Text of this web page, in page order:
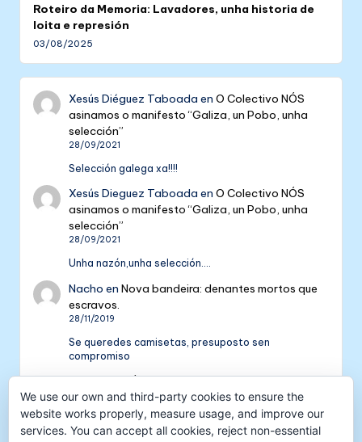
Roteiro da Memoria: Lavadores, unha historia de
loita e represión
03/08/2025
Xesús Diéguez Taboada enO Colectivo NÓS
asinamos o manifesto “Galiza, un Pobo, unha
selección”
28/09/2021
Selección galega xa!!!!
Xesús Dieguez Taboada enO Colectivo NÓS
asinamos o manifesto “Galiza, un Pobo, unha
selección”
28/09/2021
Unha nazón,unha selección....
Nacho enNova bandeira: denantes mortos que
escravos.
28/11/2019
Se queredes camisetas, presuposto sen
compromiso
Colectivo NÓS: 5 anos de galeguismo e celtismo
| Colectivo NósenV Aniversario do Colectivo
NÓS
16/09/2018
We use our own and third-party cookies to ensure the
website works properly, measure usage, and improve our
services. You can accept all cookies, reject non-essential